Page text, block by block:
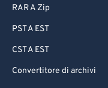
RAR A Zip
PST A EST
CST A EST
Convertitore di archivi